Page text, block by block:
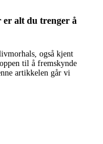
alt du trenger å
også kjent
til å fremskynde
artikkelen går vi